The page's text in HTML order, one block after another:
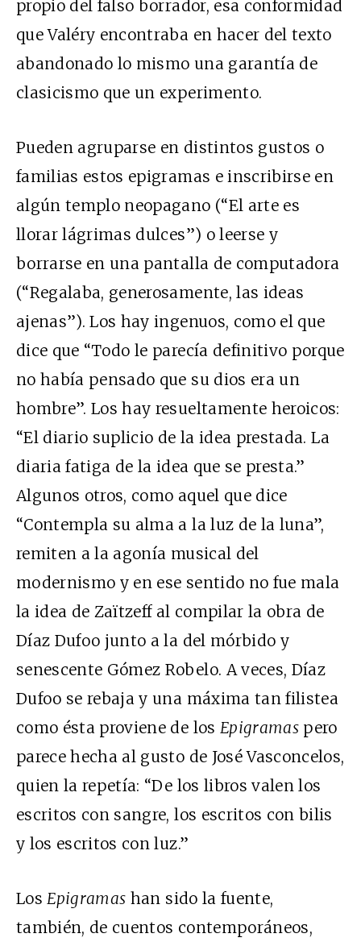
propio del falso borrador, esa conformidad
que Valéry encontraba en hacer del texto
abandonado lo mismo una garantía de
clasicismo que un experimento.
Pueden agruparse en distintos gustos o
familias estos epigramas e inscribirse en
algún templo neopagano (“El arte es
llorar lágrimas dulces”) o leerse y
borrarse en una pantalla de computadora
(“Regalaba, generosamente, las ideas
ajenas”). Los hay ingenuos, como el que
dice que “Todo le parecía definitivo porque
no había pensado que su dios era un
hombre”. Los hay resueltamente heroicos:
“El diario suplicio de la idea prestada. La
diaria fatiga de la idea que se presta.”
Algunos otros, como aquel que dice
“Contempla su alma a la luz de la luna”,
remiten a la agonía musical del
modernismo y en ese sentido no fue mala
la idea de Zaïtzeff al compilar la obra de
Díaz Dufoo junto a la del mórbido y
senescente Gómez Robelo. A veces, Díaz
Dufoo se rebaja y una máxima tan filistea
como ésta proviene de los Epigramaspero
parece hecha al gusto de José Vasconcelos,
quien la repetía: “De los libros valen los
escritos con sangre, los escritos con bilis
y los escritos con luz.”
LosEpigramas han sido la fuente,
también, de cuentos contemporáneos,